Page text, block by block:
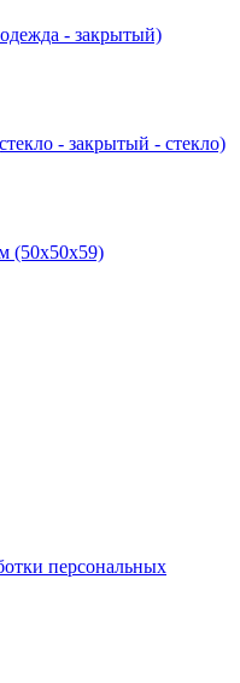
- закрытый)
- закрытый - стекло)
(50x50x59)
персональных